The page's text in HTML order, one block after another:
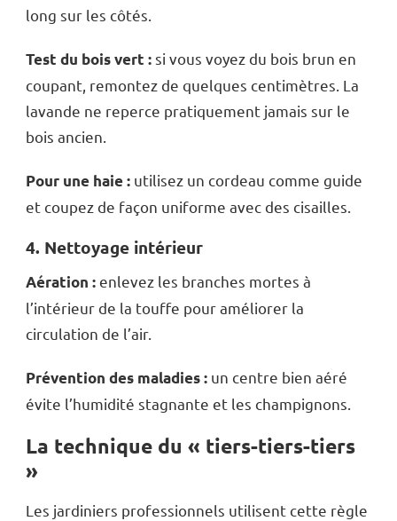
long sur les côtés.
Test du bois vert : si vous voyez du bois brun en
coupant, remontez de quelques centimètres. La
lavande ne reperce pratiquement jamais sur le
bois ancien.
Pour une haie : utilisez un cordeau comme guide
et coupez de façon uniforme avec des cisailles.
4. Nettoyage intérieur
Aération :enlevez les branches mortes à
l’intérieur de la touffe pour améliorer la
circulation de l’air.
Prévention des maladies : un centre bien aéré
évite l’humidité stagnante et les champignons.
La technique du « tiers-tiers-tiers
»
Les jardiniers professionnels utilisent cette règle